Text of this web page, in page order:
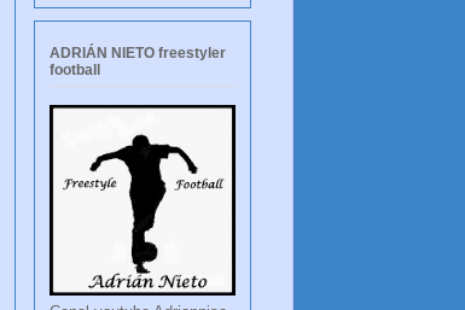
ADRIÁN NIETO freestyler
football